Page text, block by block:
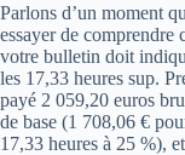
Parlons d’un moment
essayer de comprendre
votre bulletin doit
les 17,33 heures sup.
payé 2 059,20 euros
de base (1 708,06 €
17,33 heures à 25 %),